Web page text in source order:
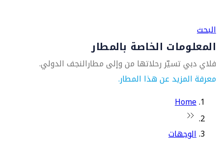
البحث
المعلومات الخاصة بالمطار
فلاي دبي تسيّر رحلاتها من وإلى مطارالنجف الدولي.
معرفة المزيد عن هذا المطار.
Home
الوجهات